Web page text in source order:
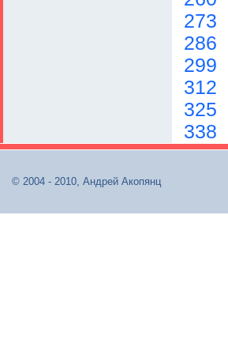
273
286
299
312
325
338
© 2004 - 2010, Андрей Акопянц